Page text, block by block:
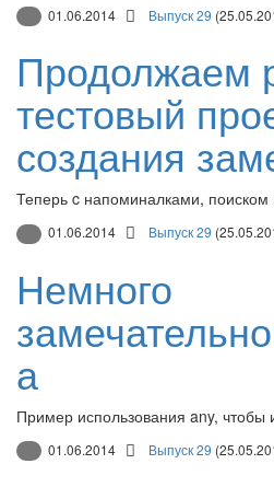
01.06.2014 Выпуск 29
Продолжаем
тестовый
создания
Теперь c напоминалками, поиском
01.06.2014 Выпуск 29
Немного
а
Пример использования any, чтобы
01.06.2014 Выпуск 29